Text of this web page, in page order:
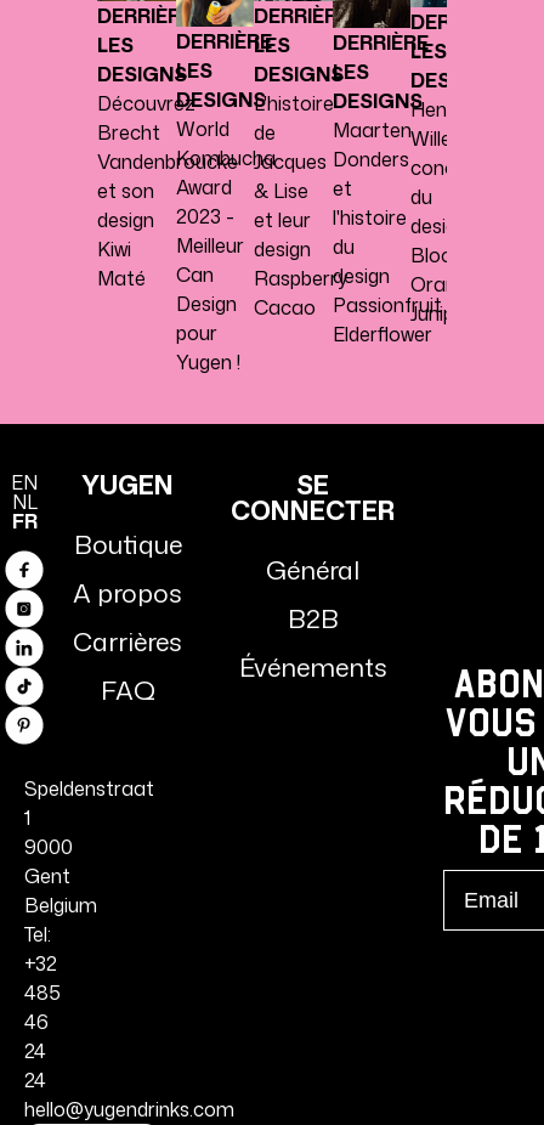
DERRIÈRE
LES
DESIGNS
Découvrez
Brecht
Vandenbroucke
et son
design
Kiwi
Maté
DERRIÈRE
LES
DESIGNS
World
Kombucha
Award
2023 -
Meilleur
Can
Design
pour
Yugen !
DERRIÈRE
LES
DESIGNS
L'histoire
de
Jacques
& Lise
et leur
design
Raspberry
Cacao
DERRIÈRE
LES
DESIGNS
Maarten
Donders
et
l'histoire
du
design
Passionfruit
Elderflower
DERRIÈRE
LES
DESIGNS
Henk
Willems,
concepteur
du
design
Blood
Orange
Juniper
EN
NL
FR
Facebook
Instagram
Linkedin
TikTok
Pinterest
Speldenstraat
1
9000
Gent
Belgium
Tel:
+32
485
46
24
24
hello@yugendrinks.com
YUGEN
Boutique
A propos
Carrières
FAQ
SE
CONNECTER
Général
B2B
Événements
de